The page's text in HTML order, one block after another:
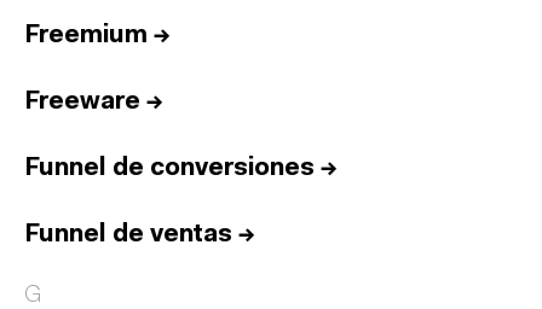
Freemium →
Freeware →
Funnel de conversiones →
Funnel de ventas →
G